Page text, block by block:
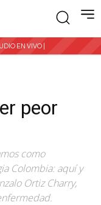
EN VIVO |
peor
como
Colombia: aquí y
Ortiz Charry,